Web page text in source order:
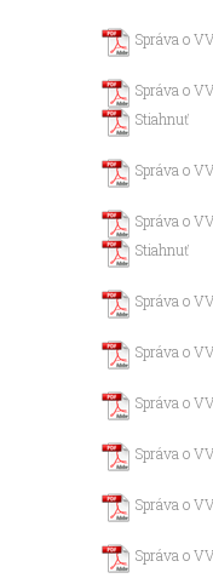
Správa o
Správa o
Stiahnuť
Správa o
Správa o
Stiahnuť
Správa o
Správa o
Správa o
Správa o
Správa o
Správa o